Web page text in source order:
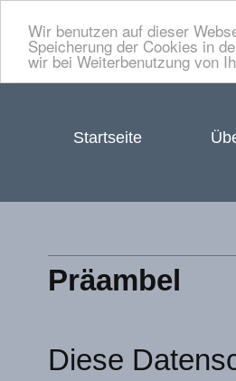
Wir benutzen auf dieser
Speicherung der Cookies in
wir bei Weiterbenutzung von
Startseite
Präambel
Diese